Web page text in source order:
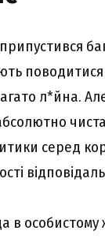
поводитися
л*йна.
серед